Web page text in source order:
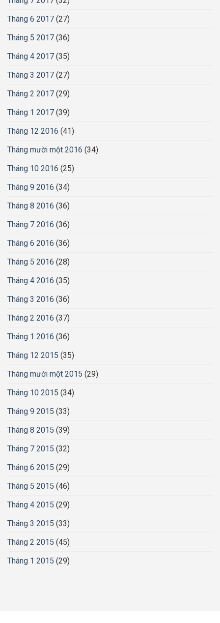
Tháng 6 2017 (27)
Tháng 5 2017 (36)
Tháng 4 2017 (35)
Tháng 3 2017 (27)
Tháng 2 2017 (29)
Tháng 1 2017 (39)
Tháng 12 2016 (41)
Tháng mười một 2016 (34)
Tháng 10 2016 (25)
Tháng 9 2016 (34)
Tháng 8 2016 (36)
Tháng 7 2016 (36)
Tháng 6 2016 (36)
Tháng 5 2016 (28)
Tháng 4 2016 (35)
Tháng 3 2016 (36)
Tháng 2 2016 (37)
Tháng 1 2016 (36)
Tháng 12 2015 (35)
Tháng mười một 2015 (29)
Tháng 10 2015 (34)
Tháng 9 2015 (33)
Tháng 8 2015 (39)
Tháng 7 2015 (32)
Tháng 6 2015 (29)
Tháng 5 2015 (46)
Tháng 4 2015 (29)
Tháng 3 2015 (33)
Tháng 2 2015 (45)
Tháng 1 2015 (29)